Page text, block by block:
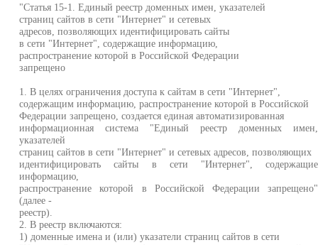
"Статья 15-1. Единый реестр доменных имен, указателей
страниц сайтов в сети "Интернет" и сетевых
адресов, позволяющих идентифицировать сайты
в сети "Интернет", содержащие информацию,
распространение которой в Российской Федерации
запрещено
1. В целях ограничения доступа к сайтам в сети "Интернет",
содержащим информацию, распространение которой в Российской
Федерации запрещено, создается единая автоматизированная
информационная система "Единый реестр доменных имен,
указателей
страниц сайтов в сети "Интернет" и сетевых адресов, позволяющих
идентифицировать сайты в сети "Интернет", содержащие
информацию,
распространение которой в Российской Федерации запрещено"
(далее -
реестр).
2. В реестр включаются:
1) доменные имена и (или) указатели страниц сайтов в сети